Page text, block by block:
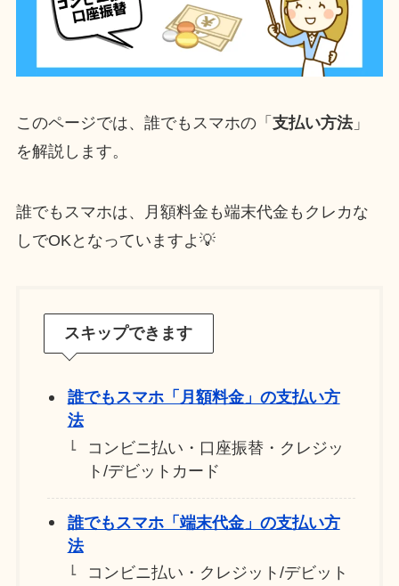
このページでは、誰でもスマホの「 支払い方法」
を解説します。
誰でもスマホは、月額料金も端末代金もクレカな
しでOKとなっていますよ💡
スキップできます
誰でもスマホ「月額料金」の支払い方
法
コンビニ払い・口座振替・クレジッ
ト/デビットカード
誰でもスマホ「端末代金」の支払い方
法
コンビニ払い・クレジット/デビット